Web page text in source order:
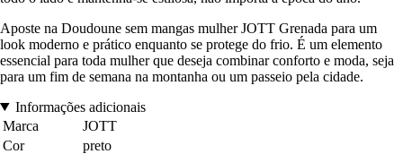
Aposte na Doudoune sem mangas mulher JOTT Grenada para um
look moderno e prático enquanto se protege do frio. É um elemento
essencial para toda mulher que deseja combinar conforto e moda, seja
para um fim de semana na montanha ou um passeio pela cidade.
Informações adicionais
Marca
JOTT
Cor
preto